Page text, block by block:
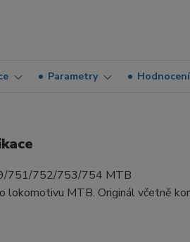
Parametry Hodnocení
751/752/753/754 MTB
lokomotivu MTB. Originál včetně